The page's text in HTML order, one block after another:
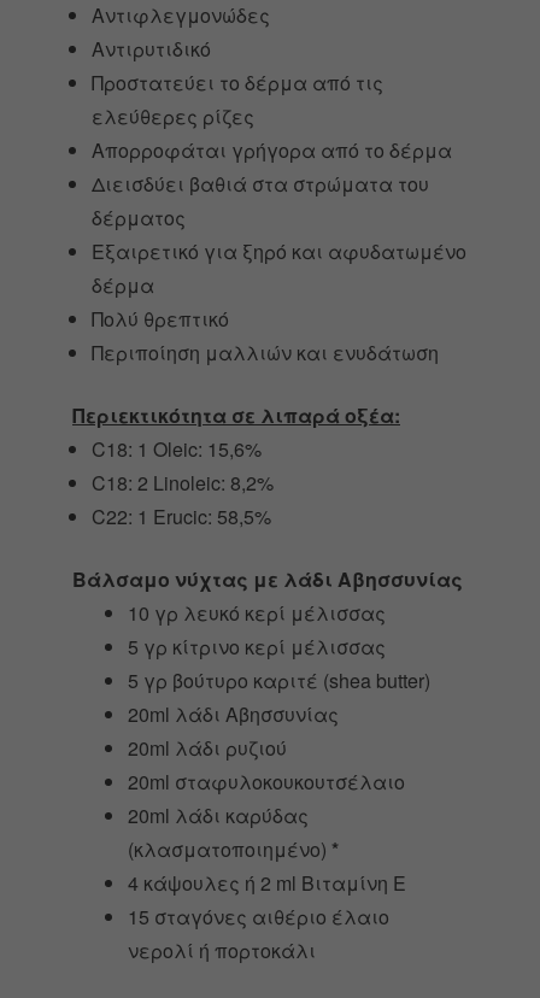
Αντιφλεγμονώδες
Αντιρυτιδικό
Προστατεύει το δέρμα από τις
ελεύθερες ρίζες
Απορροφάται γρήγορα από το δέρμα
Διεισδύει βαθιά στα στρώματα του
δέρματος
Εξαιρετικό για ξηρό και αφυδατωμένο
δέρμα
Πολύ θρεπτικό
Περιποίηση μαλλιών και ενυδάτωση
Περιεκτικότητα σε λιπαρά οξέα:
C18: 1 Oleic: 15,6%
C18: 2 Linoleic: 8,2%
C22: 1 Erucic: 58,5%
Βάλσαμο νύχτας με λάδι Αβησσυνίας
10 γρ λευκό κερί μέλισσας
5 γρ κίτρινο κερί μέλισσας
5 γρ βούτυρο καριτέ (shea butter)
20ml λάδι Αβησσυνίας
20ml λάδι ρυζιού
20ml σταφυλοκουκουτσέλαιο
20ml λάδι καρύδας
(κλασματοποιημένο) *
4 κάψουλες ή 2 ml Βιταμίνη Ε
15 σταγόνες αιθέριο έλαιο
νερολί ή πορτοκάλι